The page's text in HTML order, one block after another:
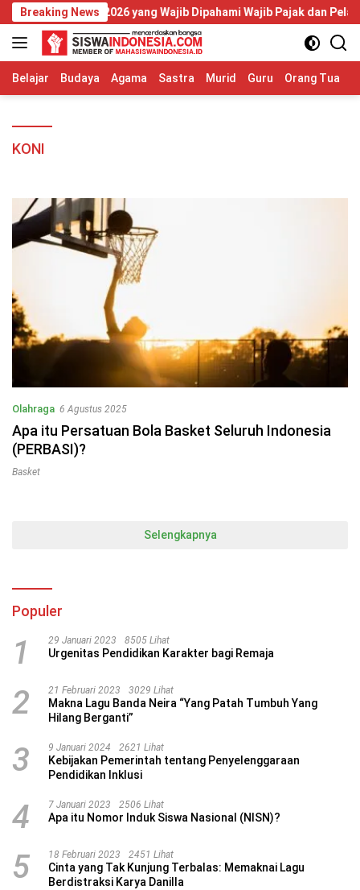
Langsung
ke
konten
Breaking News
20 Tahun 2026 yang Wajib Dipahami Wajib Pajak dan Pelaku
Belajar Budaya Agama Sastra Murid Guru Orang Tua
KONI
Olahraga 6 Agustus 2025
Apa itu Persatuan Bola Basket Seluruh Indonesia
(PERBASI)?
Basket
Selengkapnya
Populer
1 29 Januari 2023 8505 Lihat
Urgenitas Pendidikan Karakter bagi Remaja
2 21 Februari 2023 3029 Lihat
Makna Lagu Banda Neira “Yang Patah Tumbuh Yang
Hilang Berganti”
3 9 Januari 2024 2621 Lihat
Kebijakan Pemerintah tentang Penyelenggaraan
Pendidikan Inklusi
4 7 Januari 2023 2506 Lihat
Apa itu Nomor Induk Siswa Nasional (NISN)?
5 18 Februari 2023 2451 Lihat
Cinta yang Tak Kunjung Terbalas: Memaknai Lagu
Berdistraksi Karya Danilla